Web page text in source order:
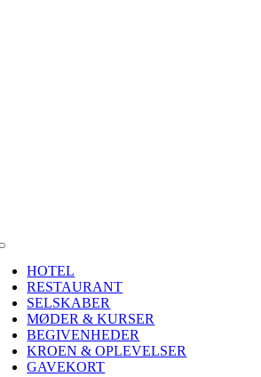
HOTEL
RESTAURANT
SELSKABER
MØDER & KURSER
BEGIVENHEDER
KROEN & OPLEVELSER
GAVEKORT